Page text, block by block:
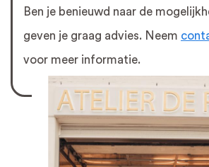
Ben je benieuwd naar de
geven je graag advies. Neem
voor meer informatie.